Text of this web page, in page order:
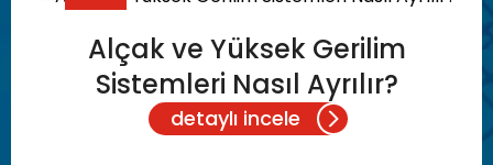
Alçak ve Yüksek Gerilim
Sistemleri Nasıl Ayrılır?
detaylı incele